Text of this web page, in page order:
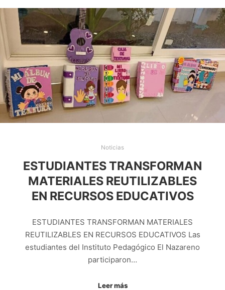
Noticias
ESTUDIANTES TRANSFORMAN
MATERIALES REUTILIZABLES
EN RECURSOS EDUCATIVOS
ESTUDIANTES TRANSFORMAN MATERIALES
REUTILIZABLES EN RECURSOS EDUCATIVOS Las
estudiantes del Instituto Pedagógico El Nazareno
participaron…
Leer más